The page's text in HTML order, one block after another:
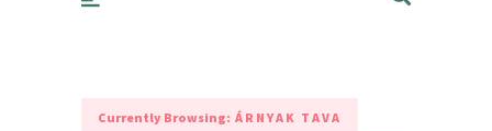
Currently Browsing: ÁRNYAK TAVA